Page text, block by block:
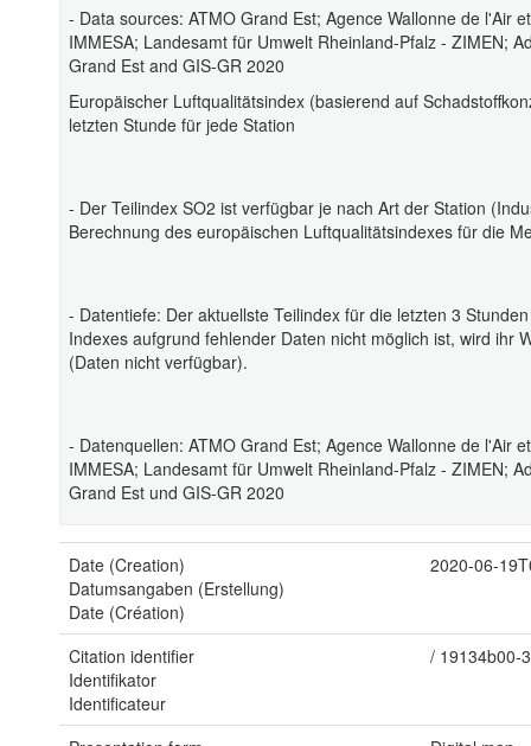
- Data sources: ATMO Grand Est; Agence Wallonne de l'Air
IMMESA; Landesamt für Umwelt Rheinland-Pfalz - ZIMEN;
Grand Est and GIS-GR 2020
Europäischer Luftqualitätsindex (basierend auf
letzten Stunde für jede Station
- Der Teilindex SO2 ist verfügbar je nach Art der Station
Berechnung des europäischen Luftqualitätsindexes für die
- Datentiefe: Der aktuellste Teilindex für die letzten 3
Indexes aufgrund fehlender Daten nicht möglich ist, wird ihr
(Daten nicht verfügbar).
- Datenquellen: ATMO Grand Est; Agence Wallonne de l'Air
IMMESA; Landesamt für Umwelt Rheinland-Pfalz - ZIMEN;
Grand Est und GIS-GR 2020
Date (Creation)
Datumsangaben (Erstellung)
Date (Création)
2020-06-
Citation identifier
Identifikator
Identificateur
/ 19134b00-